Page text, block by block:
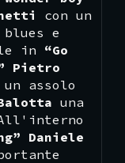
con un
e
in “Go
Pietro
assolo
una
Daniele